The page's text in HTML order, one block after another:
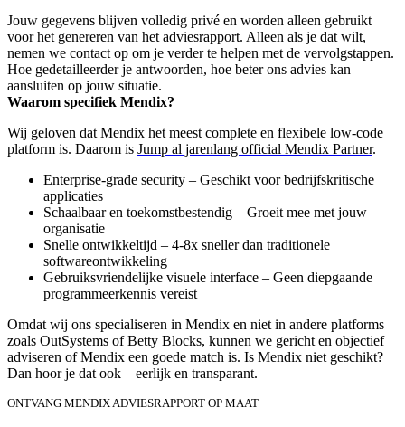
Jouw gegevens blijven volledig privé en worden alleen gebruikt
voor het genereren van het adviesrapport. Alleen als je dat wilt,
nemen we contact op om je verder te helpen met de vervolgstappen.
Hoe gedetailleerder je antwoorden, hoe beter ons advies kan
aansluiten op jouw situatie.
Waarom specifiek Mendix?
Wij geloven dat Mendix het meest complete en flexibele low-code
platform is. Daarom is Jump al jarenlang official Mendix Partner.
Enterprise-grade security – Geschikt voor bedrijfskritische
applicaties
Schaalbaar en toekomstbestendig – Groeit mee met jouw
organisatie
Snelle ontwikkeltijd – 4-8x sneller dan traditionele
softwareontwikkeling
Gebruiksvriendelijke visuele interface – Geen diepgaande
programmeerkennis vereist
Omdat wij ons specialiseren in Mendix en niet in andere platforms
zoals OutSystems of Betty Blocks, kunnen we gericht en objectief
adviseren of Mendix een goede match is. Is Mendix niet geschikt?
Dan hoor je dat ook – eerlijk en transparant.
ONTVANG MENDIX ADVIESRAPPORT OP MAAT